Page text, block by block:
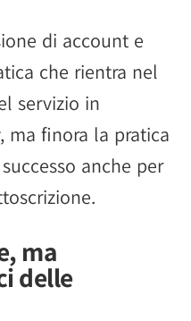
di account e
che rientra nel
servizio in
ma finora la pratica
anche per
ma
delle